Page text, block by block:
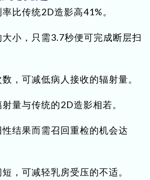
比传统2D造影高41%。
小，只需3.7秒便可完成断层扫
，可减低病人接收的辐射量。
量与传统的2D造影相若。
结果而需召回重检的机会达
，可减轻乳房受压的不适。